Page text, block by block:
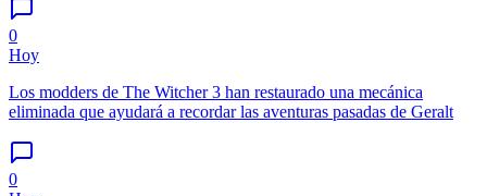
0
Hoy
Los modders de The Witcher 3 han restaurado una mecánica
eliminada que ayudará a recordar las aventuras pasadas de Geralt
0